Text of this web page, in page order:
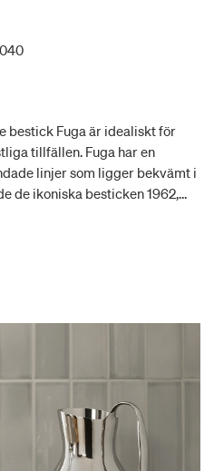
bestick Fuga är idealiskt för
tillfällen. Fuga har en
linjer som ligger bekvämt i
de ikoniska besticken 1962,
och precision, men med